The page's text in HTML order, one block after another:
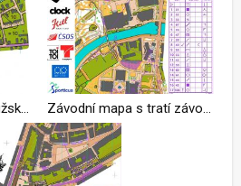
Mapa se variantami mužských úseků na MČR sprintových štafet Závodní mapa s tratí závodu žen MČR ve sprintu 2020